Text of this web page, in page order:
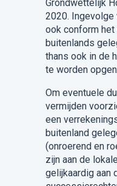
Grondwettelijk
2020.
ook conform
buitenlands
thans ook in de
te worden
Om eventuele
vermijden
een
buitenland
(onroerend en
zijn aan de
gelijkaardig aan